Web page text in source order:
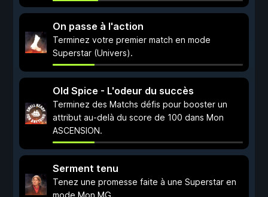
On passe à l'action
Terminez votre premier match en mode
Superstar (Univers).
Old Spice - L'odeur du succès
Terminez des Matchs défis pour booster un
attribut au-delà du score de 100 dans Mon
ASCENSION.
Serment tenu
Tenez une promesse faite à une Superstar en
mode Mon MG.